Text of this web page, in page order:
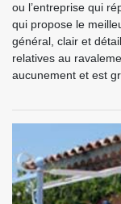
ou l’entreprise qui
qui propose le
général, clair et
relatives au
aucunement et est